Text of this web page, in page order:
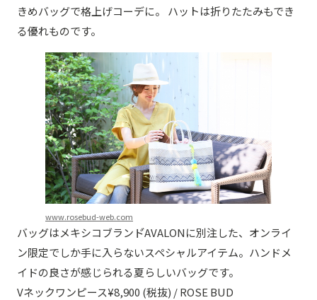
きめバッグで格上げコーデに。 ハットは折りたたみもでき
る優れものです。
www.rosebud-web.com
バッグはメキシコブランド゙AVALONに別注した、オンライ
ン限定でしか手に入らないスペシャルアイテム。ハンドメ
イドの良さが感じられる夏らしいバッグです。
Vネックワンピース¥8,900 (税抜) / ROSE BUD